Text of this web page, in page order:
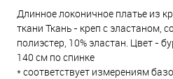
Длинное локоничное платье из
ткани Ткань - креп с эластаном,
полиэстер, 10% эластан. Цвет -
140 см по спинке
* соответствует измерениям